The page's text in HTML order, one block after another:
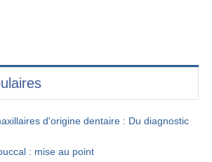
d'origine dentaire : Du diagnostic
: mise au point